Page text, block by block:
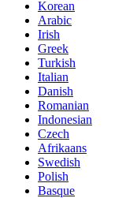
Korean
Arabic
Irish
Greek
Turkish
Italian
Danish
Romanian
Indonesian
Czech
Afrikaans
Swedish
Polish
Basque